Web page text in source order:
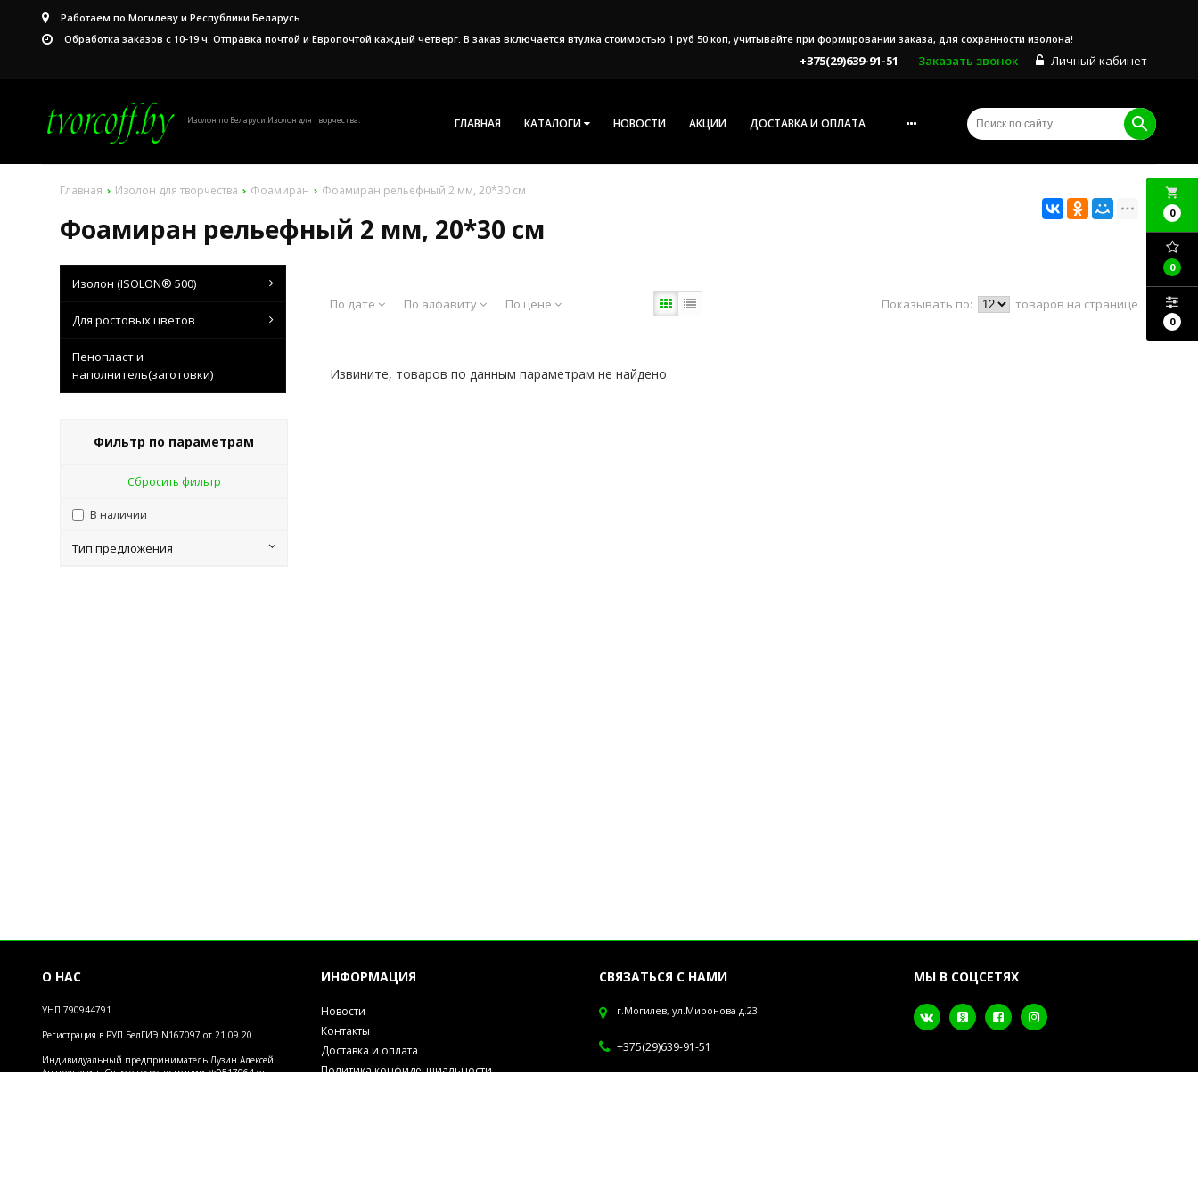
Работаем по Могилеву и Республики Беларусь
Обработка заказов с 10-19 ч. Отправка почтой и Европочтой каждый четверг. В заказ включается втулка стоимостью 1 руб 50 коп, учитывайте при формировании заказа, для сохранности изолона!
Личный кабинет
Заказать звонок
+375(29)639-91-51
Изолон по Беларуси.Изолон для творчества. ГЛАВНАЯ КАТАЛОГИ НОВОСТИ АКЦИИ ДОСТАВКА И ОПЛАТА
Главная Изолон для творчества Фоамиран Фоамиран рельефный 2 мм, 20*30 см
Фоамиран рельефный 2 мм, 20*30 см
local_grocery_store
0
0
0
Изолон (ISOLON® 500)
Для ростовых цветов
Пенопласт и
наполнитель(заготовки)
Фильтр по параметрам
Сбросить фильтр
В наличии
Тип предложения
По дате По алфавиту По цене Показывать по: товаров на странице
Извините, товаров по данным параметрам не найдено
О НАС
УНП 790944791
Регистрация в РУП БелГИЭ N167097 от 21.09.20
Индивидуальный предприниматель Лузин Алексей
Анатольевич. Св-во о госрегистрации №0517064 от
ИНФОРМАЦИЯ
Новости
Контакты
Доставка и оплата
Политика конфиденциальности
СВЯЗАТЬСЯ С НАМИ
г.Могилев, ул.Миронова д.23
+375(29)639-91-51
МЫ В СОЦСЕТЯХ